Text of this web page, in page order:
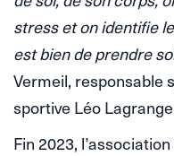
stress et on identifie
est bien de prendre
Vermeil, responsable
sportive Léo
Fin 2023,